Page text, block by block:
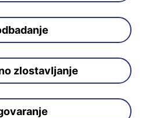
zlostavljanje